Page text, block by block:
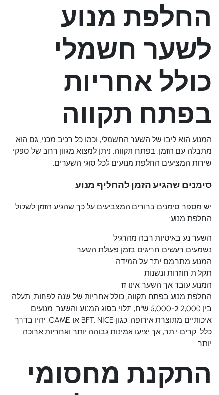
החלפת מנוע
לשער חשמלי
כולל אחריות
בפתח תקווה
המנוע הוא ליבו של השער החשמלי, וכמו כל רכיב מכני, גם הוא
מתבלה עם הזמן. בפתח תקווה, ניתן למצוא מגוון רחב של ספקי
שירות המציעים החלפת מנועים לכל סוגי השערים.
סימנים שהגיע הזמן להחליף מנוע
יש מספר סימנים ברורים המצביעים על כך שהגיע הזמן לשקול
החלפת מנוע:
השער נע באיטיות רבה מהרגיל
נשמעים רעשים חריגים בזמן פעולת השער
המנוע מתחמם יתר על המידה
תקלות חוזרות ונשנות
המנוע עובד אך השער אינו זז
החלפת מנוע בפתח תקווה, כולל אחריות של שנה לפחות, תעלה
בין 2,000 ל-5,000 ש"ח, תלוי בסוג המנוע והשער. מנועים
איכותיים מתוצרת אירופה, כגון BFT, NICE או CAME, יהיו בדרך
כלל יקרים יותר, אך יציעו אמינות גבוהה יותר ואחריות ארוכה
יותר.
התקנת מחסומי